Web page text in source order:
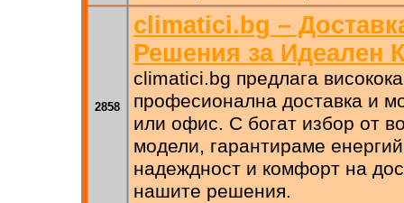
2858
climatici.bg –
Решения за Идеален
climatici.bg предлага
професионална доставка и
или офис. С богат избор от
модели, гарантираме
надеждност и комфорт на
нашите решения.